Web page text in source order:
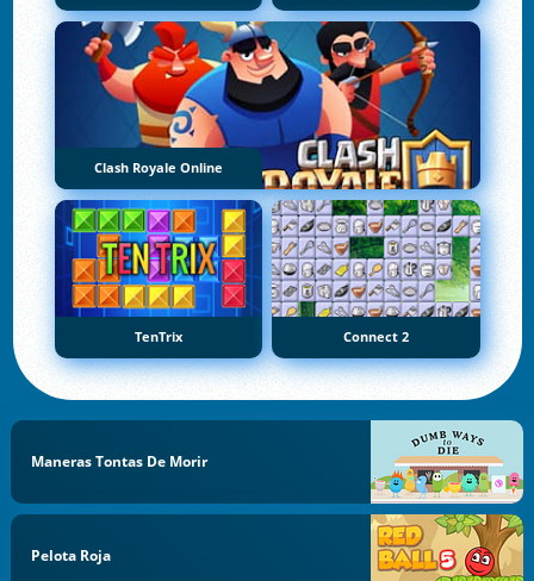
Clash Royale Online
TenTrix Connect 2
Maneras Tontas De Morir
Pelota Roja